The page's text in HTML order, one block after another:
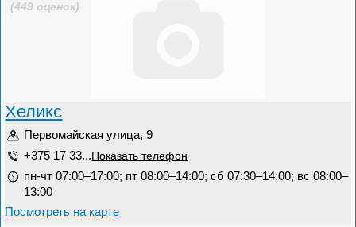
(449 оценок)
Хеликс
Первомайская улица, 9
+375 17 33... Показать телефон
пн-чт 07:00–17:00; пт 08:00–14:00; сб 07:30–14:00; вс 08:00–
13:00
Посмотреть на карте